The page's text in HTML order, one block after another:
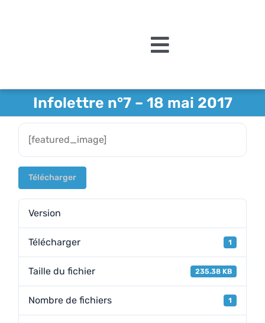
Toggle
L’association
Agenda
Editions
Le MAMCS
Contact
Infolettre n°7 – 18 mai 2017
[featured_image]
Télécharger
Version
Télécharger 1
Taille du fichier 235.38 KB
Nombre de fichiers 1